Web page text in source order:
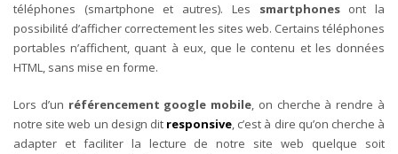
téléphones (smartphone et autres). Les smartphones ont la
possibilité d’afficher correctement les sites web. Certains téléphones
portables n’affichent, quant à eux, que le contenu et les données
HTML, sans mise en forme.
Lors d’un référencement google mobile, on cherche à rendre à
notre site web un design dit responsive, c’est à dire qu’on cherche à
adapter et faciliter la lecture de notre site web quelque soit